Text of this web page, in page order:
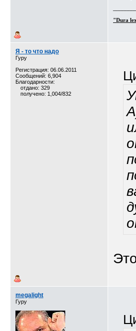
"Dura
Я - то что надо
Гуру
Регистрация: 06.06.2011
Сообщений: 6,904
Благодарности:
отдано: 329
получено: 1,004/832
megalight
Гуру